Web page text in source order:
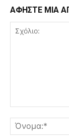
ΑΦΗΣΤΕ ΜΙΑ